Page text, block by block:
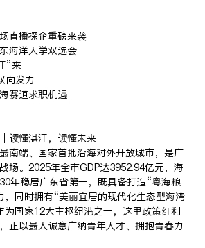
直播探企重磅来袭
海洋大学双选会
”来
向发力
赛道求职机遇
读懂湛江，读懂未来
南端、国家首批沿海对外开放城市，是广
场。2025年全市GDP达3952.94亿元，海
年稳居广东省第一，既具备打造“粤海粮
，同时拥有“美丽宜居的现代化生态型海湾
为国家12大主枢纽港之一，这里政策红利
正以最大诚意广纳青年人才、拥抱青春力